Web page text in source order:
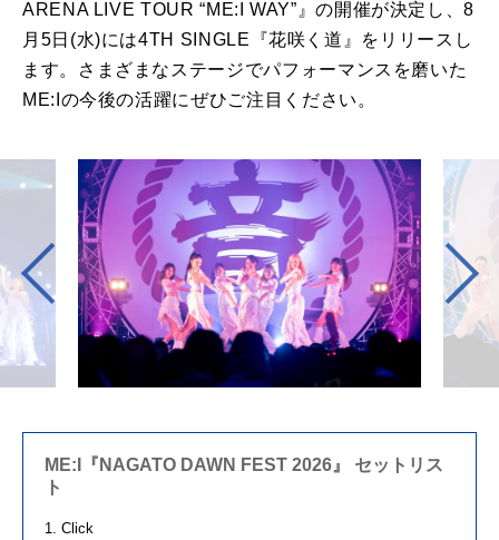
ARENA LIVE TOUR “ME:I WAY”』の開催が決定し、8
月5日(水)には4TH SINGLE『花咲く道』をリリースし
ます。さまざまなステージでパフォーマンスを磨いた
ME:Iの今後の活躍にぜひご注目ください。
ME:I『NAGATO DAWN FEST 2026』 セットリス
ト
1. Click